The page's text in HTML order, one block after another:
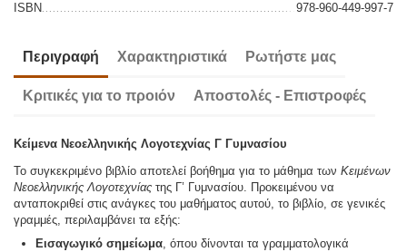
ISBN
978-960-449-997-7
Περιγραφή Χαρακτηριστικά Ρωτήστε μας
Κριτικές για το προιόν Αποστολές - Επιστροφές
Κείμενα Νεοελληνικής Λογοτεχνίας Γ Γυμνασίου
Το συγκεκριμένο βιβλίο αποτελεί βοήθημα για το μάθημα τωνΚειμένων
Νεοελληνικής Λογοτεχνίας της Γ’ Γυμνασίου. Προκειμένου να
ανταποκριθεί στις ανάγκες του μαθήματος αυτού, το βιβλίο, σε γενικές
γραμμές, περιλαμβάνει τα εξής:
Εισαγωγικό σημείωμα, όπου δίνονται τα γραμματολογικά